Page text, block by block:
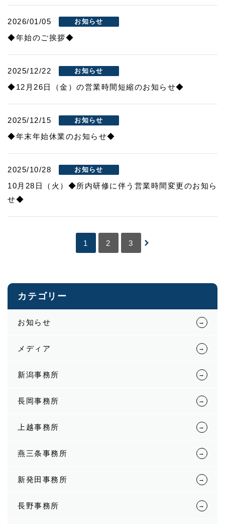
2026/01/05 お知らせ
◆年始のご挨拶◆
2025/12/22 お知らせ
◆12月26日（金）の営業時間短縮のお知らせ◆
2025/12/15 お知らせ
◆年末年始休業のお知らせ◆
2025/10/28 お知らせ
10月28日（火）◆所内研修に伴う営業時間変更のお知ら
せ◆​
1 2 3
カテゴリー
お知らせ
メディア
新潟事務所
長岡事務所
上越事務所
燕三条事務所
新発田事務所
長野事務所